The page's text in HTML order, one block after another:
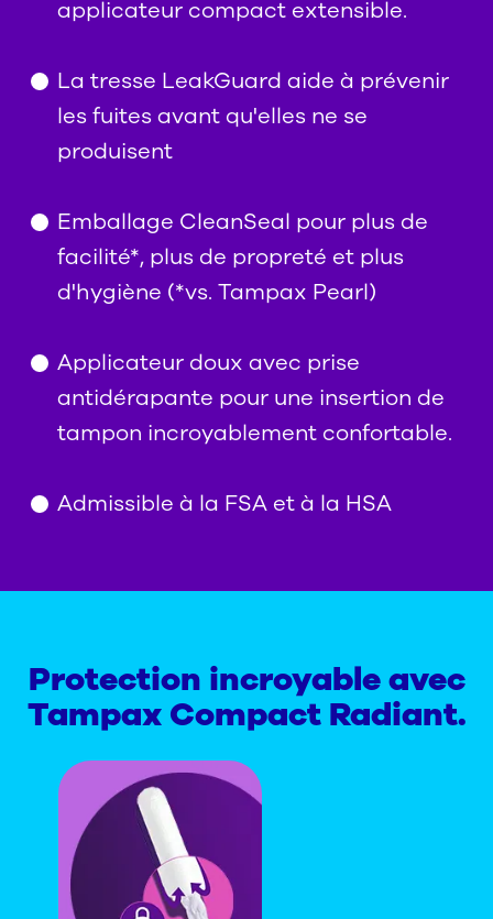
applicateur compact extensible.
La tresse LeakGuard aide à prévenir
les fuites avant qu'elles ne se
produisent
Emballage CleanSeal pour plus de
facilité*, plus de propreté et plus
d'hygiène (*vs. Tampax Pearl)
Applicateur doux avec prise
antidérapante pour une insertion de
tampon incroyablement confortable.
Admissible à la FSA et à la HSA
Protection incroyable avec
Tampax Compact Radiant.